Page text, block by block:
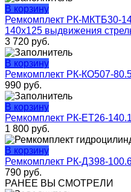
В корзину
Ремкомплект РК-МКТБ30-
140х125 выдвижения
3 720 руб.
В корзину
Ремкомплект РК-КО507-
990 руб.
В корзину
Ремкомплект РК-ЕТ26-
1 800 руб.
В корзину
Ремкомплект РК-ДЗ98-
790 руб.
РАНЕЕ ВЫ СМОТРЕЛИ